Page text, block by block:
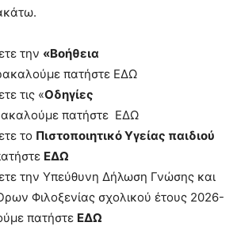
την «Βοήθεια
πατήστε ΕΔΩ
τις «Οδηγίες
πατήστε ΕΔΩ
το Πιστοποιητικό Υγείας παιδιού
ΕΔΩ
την Υπεύθυνη Δήλωση Γνώσης και
Φιλοξενίας σχολικού έτους 2026-
πατήστε ΕΔΩ